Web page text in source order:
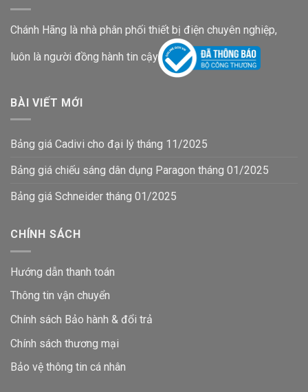
Chánh Hãng là nhà phân phối thiết bị điện chuyên nghiệp,
luôn là người đồng hành tin cậy
BÀI VIẾT MỚI
Bảng giá Cadivi cho đại lý tháng 11/2025
Bảng giá chiếu sáng dân dụng Paragon tháng 01/2025
Bảng giá Schneider tháng 01/2025
CHÍNH SÁCH
Hướng dẫn thanh toán
Thông tin vận chuyển
Chính sách Bảo hành & đổi trả
Chính sách thương mại
Bảo vệ thông tin cá nhân